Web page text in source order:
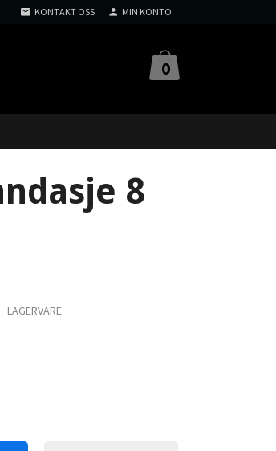
KONTAKT OSS MIN KONTO
0
8
LAGERVARE